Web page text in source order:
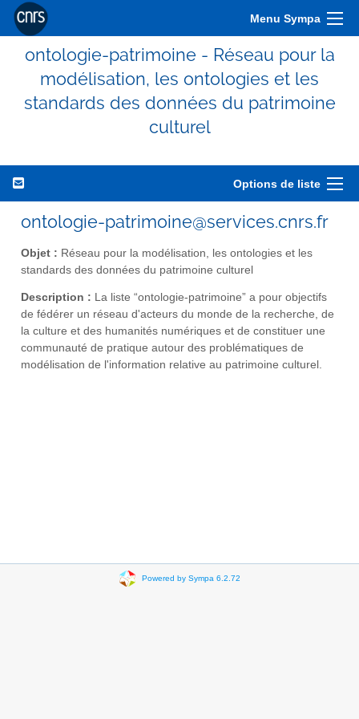
Menu Sympa
ontologie-patrimoine - Réseau pour la
modélisation, les ontologies et les
standards des données du patrimoine
culturel
Options de liste
ontologie-patrimoine@services.cnrs.fr
Objet : Réseau pour la modélisation, les ontologies et les
standards des données du patrimoine culturel
Description : La liste “ontologie-patrimoine” a pour objectifs
de fédérer un réseau d'acteurs du monde de la recherche, de
la culture et des humanités numériques et de constituer une
communauté de pratique autour des problématiques de
modélisation de l'information relative au patrimoine culturel.
Powered by Sympa 6.2.72